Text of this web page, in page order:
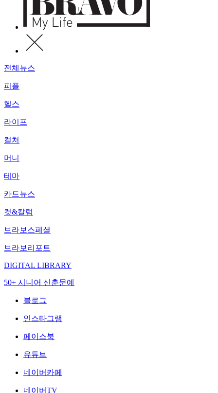
전체뉴스
피플
헬스
라이프
컬처
머니
테마
카드뉴스
컷&칼럼
브라보스페셜
브라보리포트
DIGITAL LIBRARY
50+ 시니어 신춘문예
블로그
인스타그램
페이스북
유튜브
네이버카페
네이버TV